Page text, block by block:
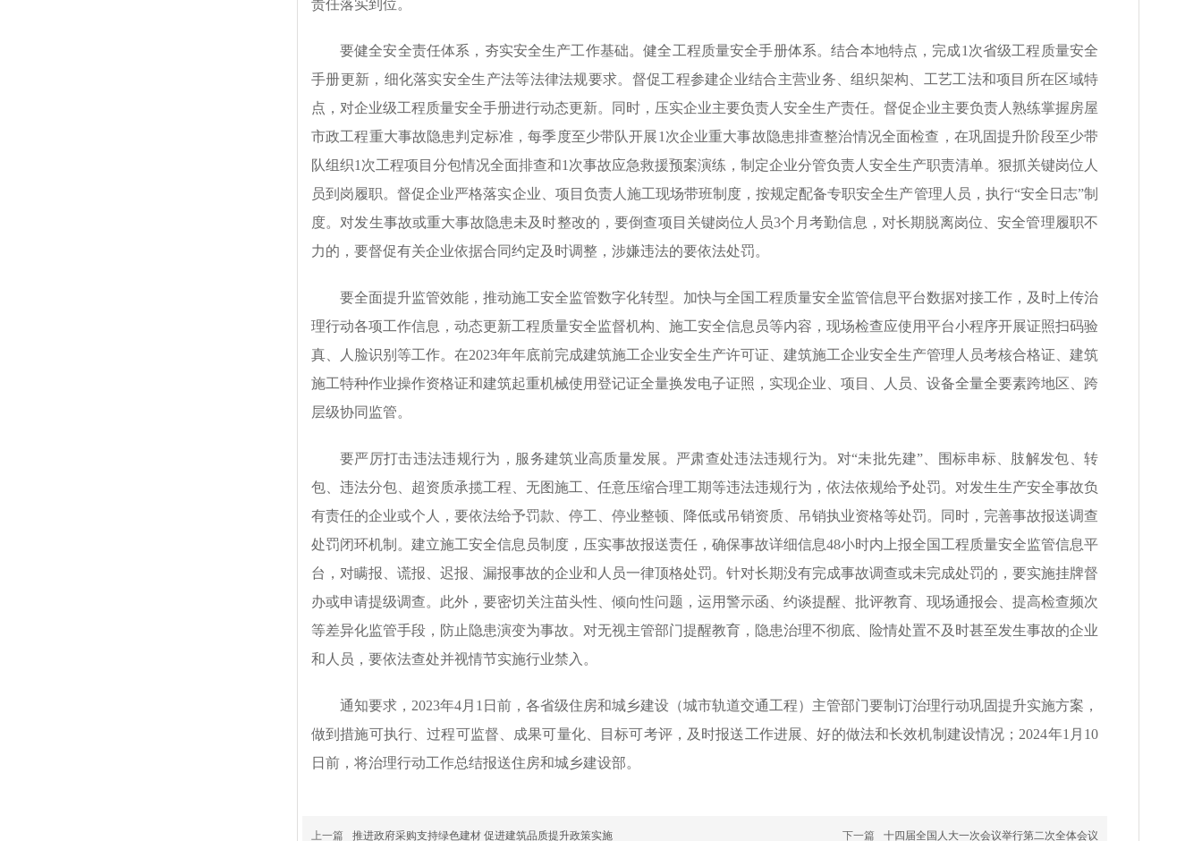
责任落实到位。
要健全安全责任体系，夯实安全生产工作基础。健全工程质量安全手册体系。结合本地特点，完成1次省级工程质量安全
手册更新，细化落实安全生产法等法律法规要求。督促工程参建企业结合主营业务、组织架构、工艺工法和项目所在区域特
点，对企业级工程质量安全手册进行动态更新。同时，压实企业主要负责人安全生产责任。督促企业主要负责人熟练掌握房屋
市政工程重大事故隐患判定标准，每季度至少带队开展1次企业重大事故隐患排查整治情况全面检查，在巩固提升阶段至少带
队组织1次工程项目分包情况全面排查和1次事故应急救援预案演练，制定企业分管负责人安全生产职责清单。狠抓关键岗位人
员到岗履职。督促企业严格落实企业、项目负责人施工现场带班制度，按规定配备专职安全生产管理人员，执行“安全日志”制
度。对发生事故或重大事故隐患未及时整改的，要倒查项目关键岗位人员3个月考勤信息，对长期脱离岗位、安全管理履职不
力的，要督促有关企业依据合同约定及时调整，涉嫌违法的要依法处罚。
要全面提升监管效能，推动施工安全监管数字化转型。加快与全国工程质量安全监管信息平台数据对接工作，及时上传治
理行动各项工作信息，动态更新工程质量安全监督机构、施工安全信息员等内容，现场检查应使用平台小程序开展证照扫码验
真、人脸识别等工作。在2023年年底前完成建筑施工企业安全生产许可证、建筑施工企业安全生产管理人员考核合格证、建筑
施工特种作业操作资格证和建筑起重机械使用登记证全量换发电子证照，实现企业、项目、人员、设备全量全要素跨地区、跨
层级协同监管。
要严厉打击违法违规行为，服务建筑业高质量发展。严肃查处违法违规行为。对“未批先建”、围标串标、肢解发包、转
包、违法分包、超资质承揽工程、无图施工、任意压缩合理工期等违法违规行为，依法依规给予处罚。对发生生产安全事故负
有责任的企业或个人，要依法给予罚款、停工、停业整顿、降低或吊销资质、吊销执业资格等处罚。同时，完善事故报送调查
处罚闭环机制。建立施工安全信息员制度，压实事故报送责任，确保事故详细信息48小时内上报全国工程质量安全监管信息平
台，对瞒报、谎报、迟报、漏报事故的企业和人员一律顶格处罚。针对长期没有完成事故调查或未完成处罚的，要实施挂牌督
办或申请提级调查。此外，要密切关注苗头性、倾向性问题，运用警示函、约谈提醒、批评教育、现场通报会、提高检查频次
等差异化监管手段，防止隐患演变为事故。对无视主管部门提醒教育，隐患治理不彻底、险情处置不及时甚至发生事故的企业
和人员，要依法查处并视情节实施行业禁入。
通知要求，2023年4月1日前，各省级住房和城乡建设（城市轨道交通工程）主管部门要制订治理行动巩固提升实施方案，
做到措施可执行、过程可监督、成果可量化、目标可考评，及时报送工作进展、好的做法和长效机制建设情况；2024年1月10
日前，将治理行动工作总结报送住房和城乡建设部。
上一篇 推进政府采购支持绿色建材 促进建筑品质提升政策实施 下一篇 十四届全国人大一次会议举行第二次全体会议